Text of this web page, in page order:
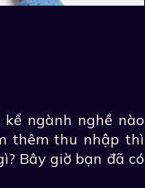
ngành nghề nào
thêm thu nhập thì
Bây giờ bạn đã có